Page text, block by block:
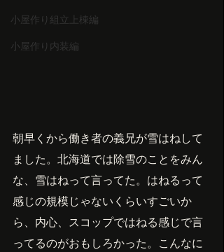
小屋作り組立上棟編
小屋作り内装編
朝早くから働き者の義兄が雪はねして
ました。北海道では除雪のことをみん
な、雪はねって言ってた。はねるって
感じの規模じゃないくらいすごいか
ら、内心、スコップではねる感じで言
ってるのがおもしろかった。こんなに